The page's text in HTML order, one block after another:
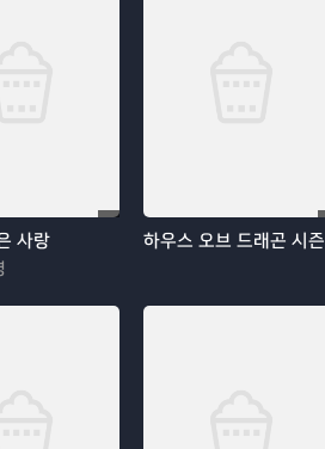
사랑 하우스 오브 드래곤 시